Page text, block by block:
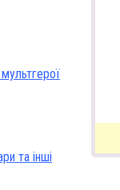
мультгерої
та інші